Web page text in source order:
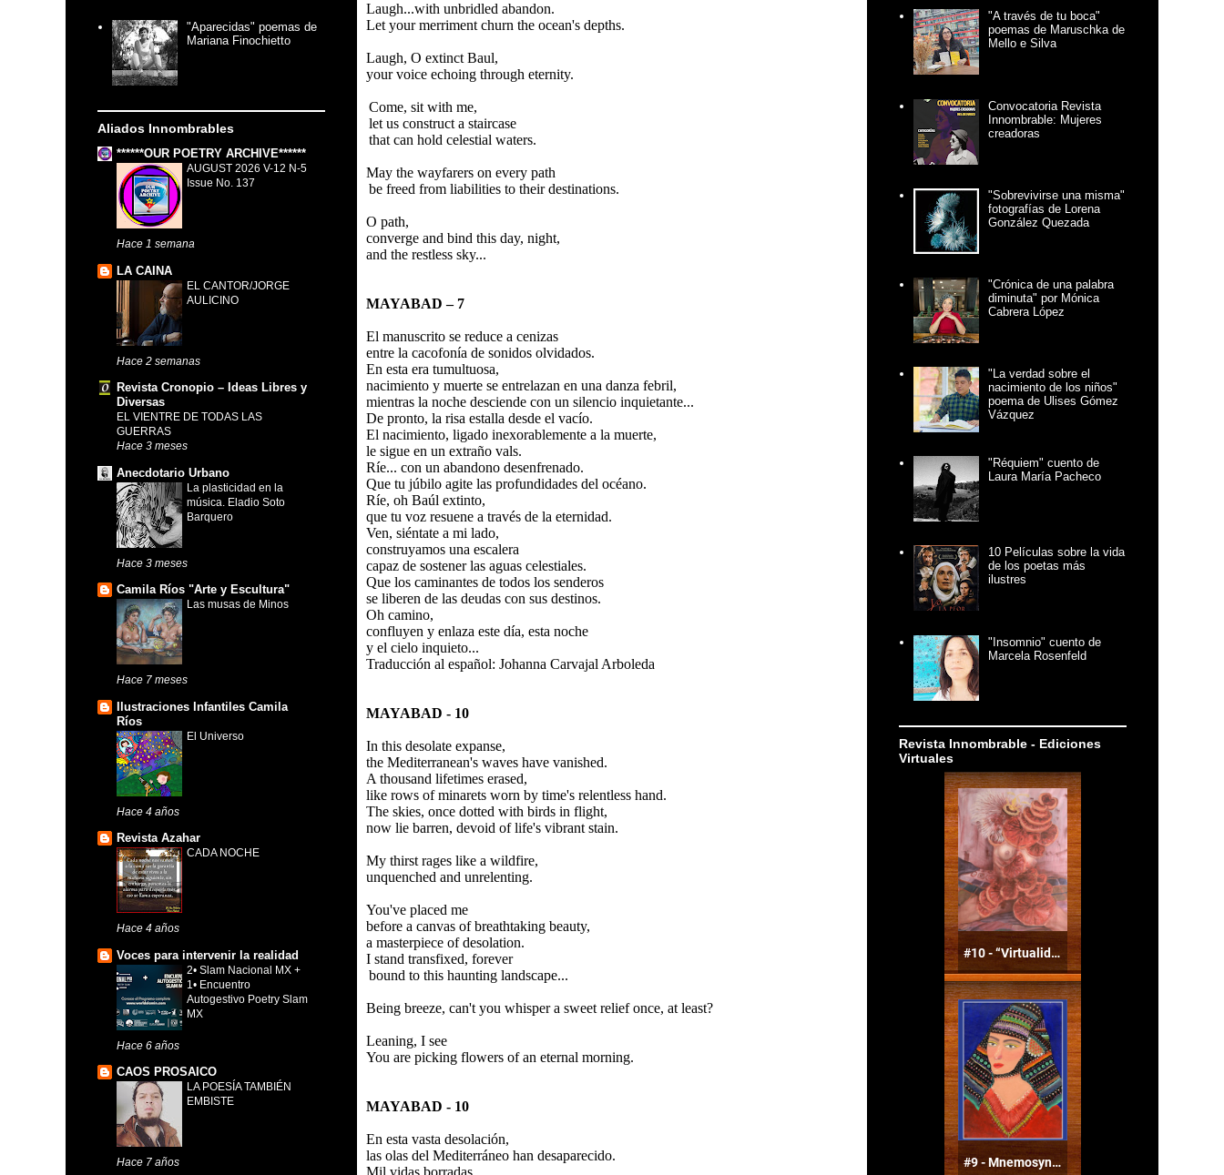
Laugh...with unbridled abandon.
Let your merriment churn the ocean's depths.
Laugh, O extinct Baul,
your voice echoing through eternity.
Come, sit with me,
let us construct a staircase
that can hold celestial waters.
May the wayfarers on every path
be freed from liabilities to their destinations.
O path,
converge and bind this day, night,
and the restless sky...
MAYABAD – 7
El manuscrito se reduce a cenizas
entre la cacofonía de sonidos olvidados.
En esta era tumultuosa,
nacimiento y muerte se entrelazan en una danza febril,
mientras la noche desciende con un silencio inquietante...
De pronto, la risa estalla desde el vacío.
El nacimiento, ligado inexorablemente a la muerte,
le sigue en un extraño vals.
Ríe... con un abandono desenfrenado.
Que tu júbilo agite las profundidades del océano.
Ríe, oh Baúl extinto,
que tu voz resuene a través de la eternidad.
Ven, siéntate a mi lado,
construyamos una escalera
capaz de sostener las aguas celestiales.
Que los caminantes de todos los senderos
se liberen de las deudas con sus destinos.
Oh camino,
confluyen y enlaza este día, esta noche
y el cielo inquieto...
Traducción al español: Johanna Carvajal Arboleda
MAYABAD - 10
In this desolate expanse,
the Mediterranean's waves have vanished.
A thousand lifetimes erased,
like rows of minarets worn by time's relentless hand.
The skies, once dotted with birds in flight,
now lie barren, devoid of life's vibrant stain.
My thirst rages like a wildfire,
unquenched and unrelenting.
You've placed me
before a canvas of breathtaking beauty,
a masterpiece of desolation.
I stand transfixed, forever
bound to this haunting landscape...
Being breeze, can't you whisper a sweet relief once, at least?
Leaning, I see
You are picking flowers of an eternal morning.
MAYABAD - 10
En esta vasta desolación,
las olas del Mediterráneo han desaparecido.
Mil vidas borradas,
"Aparecidas" poemas de
Mariana Finochietto
Aliados Innombrables
******OUR POETRY ARCHIVE******
AUGUST 2026 V-12 N-5
Issue No. 137
Hace 1 semana
LA CAINA
EL CANTOR/JORGE
AULICINO
Hace 2 semanas
Revista Cronopio – Ideas Libres y
Diversas
EL VIENTRE DE TODAS LAS
GUERRAS
Hace 3 meses
Anecdotario Urbano
La plasticidad en la
música. Eladio Soto
Barquero
Hace 3 meses
Camila Ríos "Arte y Escultura"
Las musas de Minos
Hace 7 meses
Ilustraciones Infantiles Camila
Ríos
El Universo
Hace 4 años
Revista Azahar
CADA NOCHE
Hace 4 años
Voces para intervenir la realidad
2• Slam Nacional MX +
1• Encuentro
Autogestivo Poetry Slam
MX
Hace 6 años
CAOS PROSAICO
LA POESÍA TAMBIÉN
EMBISTE
Hace 7 años
"A través de tu boca"
poemas de Maruschka de
Mello e Silva
Convocatoria Revista
Innombrable: Mujeres
creadoras
"Sobrevivirse una misma"
fotografías de Lorena
González Quezada
"Crónica de una palabra
diminuta" por Mónica
Cabrera López
"La verdad sobre el
nacimiento de los niños"
poema de Ulises Gómez
Vázquez
"Réquiem" cuento de
Laura María Pacheco
10 Películas sobre la vida
de los poetas más
ilustres
"Insomnio" cuento de
Marcela Rosenfeld
Revista Innombrable - Ediciones
Virtuales